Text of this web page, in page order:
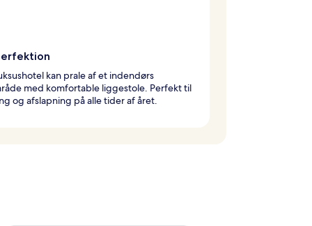
kan prale af et indendørs
med komfortable liggestole. Perfekt til
og afslapning på alle tider af året.